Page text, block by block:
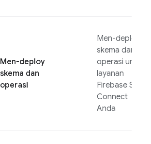
Men-deploy
skema dan
operasi
Men-deploy
skema dan
operasi untuk
layanan
Firebase SQL
Connect
Anda